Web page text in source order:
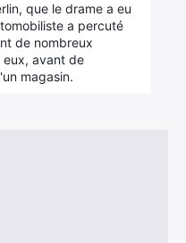
que le drame a eu
a percuté
de nombreux
eux, avant de
magasin.